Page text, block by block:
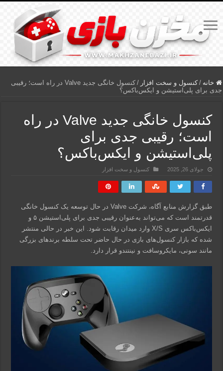
خانه / کنسول و سخت افزار /
کنسول خانگی جدید Valve در راه است؛ رقیبی
جدی برای پلی‌استیشن و ایکس‌باکس؟
کنسول خانگی جدید Valve در راه
است؛ رقیبی جدی برای
پلی‌استیشن و ایکس‌باکس؟
جولای 26, 2025 کنسول و سخت افزار
طبق گزارش منابع آگاه، شرکت Valve در حال توسعه یک کنسول خانگی
قدرتمند است که می‌تواند به‌عنوان رقیبی جدی برای پلی‌استیشن ۵ و
ایکس‌باکس سری X/S وارد میدان رقابت شود. این خبر در حالی منتشر
شده که بازار کنسول‌های بازی در حال حاضر تحت سلطه برندهای بزرگی
مانند سونی، مایکروسافت و نینتندو قرار دارد.